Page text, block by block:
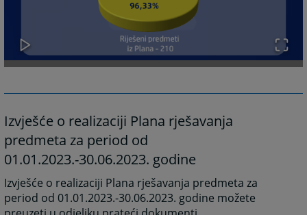
Izvješće o realizaciji Plana rješavanja
predmeta za period od
01.01.2023.-30.06.2023. godine
Izvješće o realizaciji Plana rješavanja predmeta za
period od 01.01.2023.-30.06.2023. godine možete